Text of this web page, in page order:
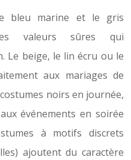
bleu marine et le gris
valeurs sûres qui
Le beige, le lin écru ou le
aux mariages de
noirs en journée,
événements en soirée
à motifs discrets
ajoutent du caractère